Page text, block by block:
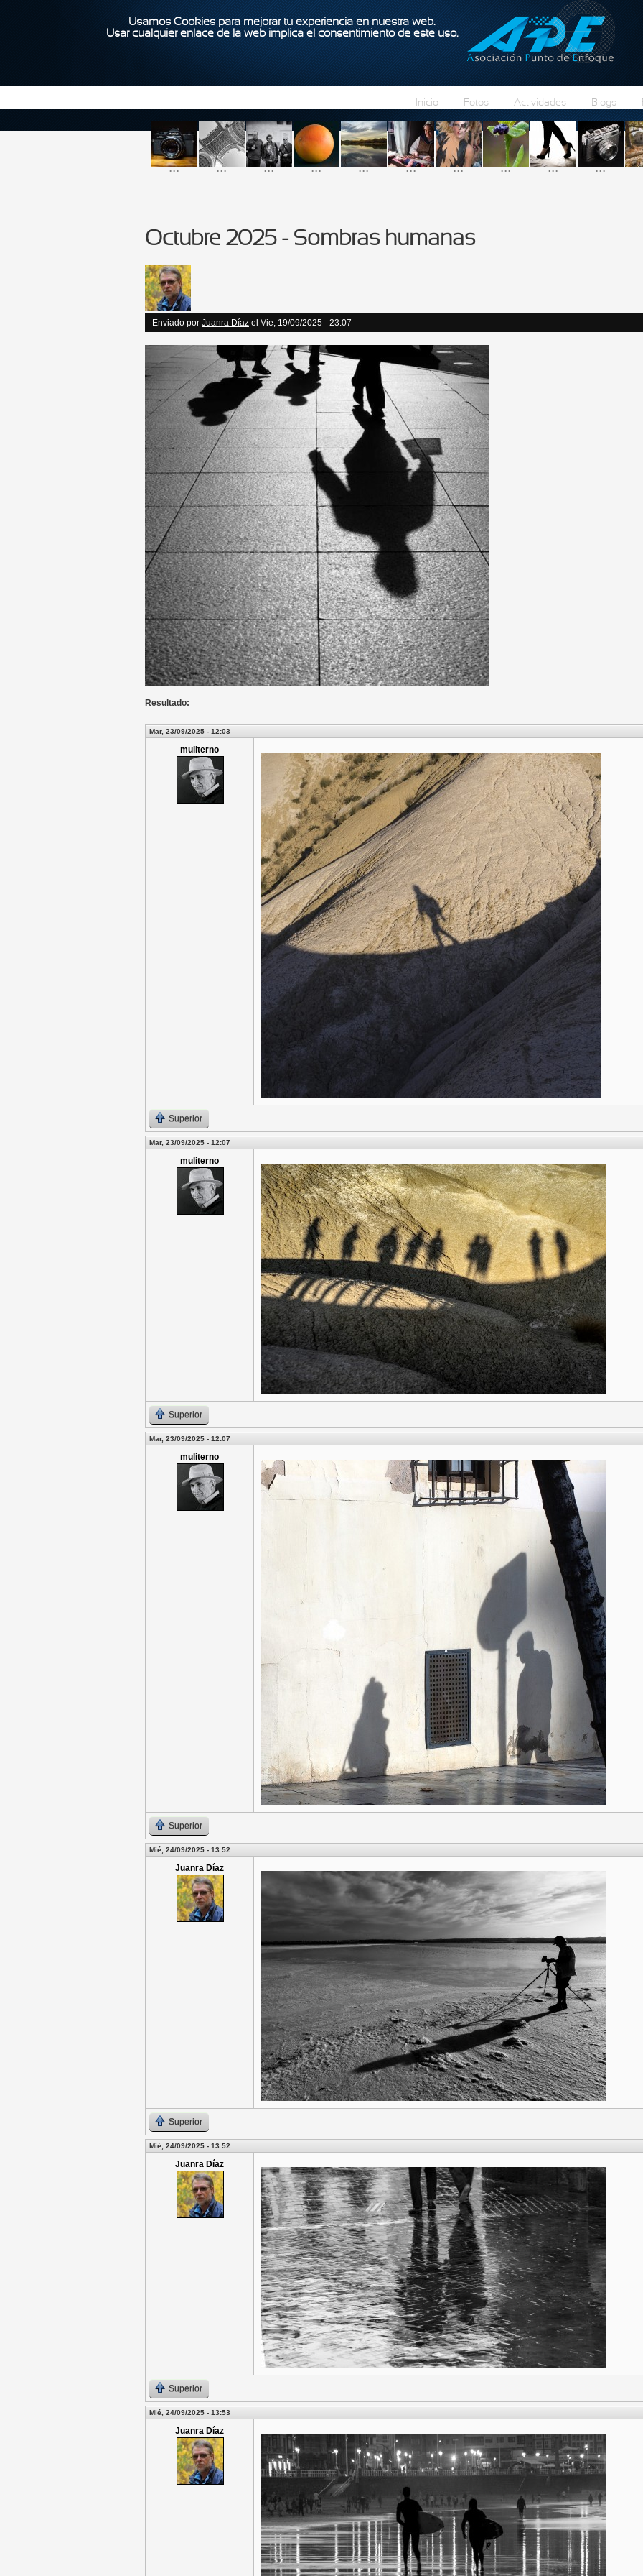
Usamos Cookies para mejorar tu experiencia en nuestra web.
Usar cualquier enlace de la web implica el consentimiento de este uso.
Pasar al contenido principal
Inicio Fotos Actividades Blogs
... ... ... ... ... ... ... ... ... ...
Octubre 2025 - Sombras humanas
Enviado por Juanra Díaz el Vie, 19/09/2025 - 23:07
Resultado:
Mar, 23/09/2025 - 12:03
muliterno
Superior
Mar, 23/09/2025 - 12:07
muliterno
Superior
Mar, 23/09/2025 - 12:07
muliterno
Superior
Mié, 24/09/2025 - 13:52
Juanra Díaz
Superior
Mié, 24/09/2025 - 13:52
Juanra Díaz
Superior
Mié, 24/09/2025 - 13:53
Juanra Díaz